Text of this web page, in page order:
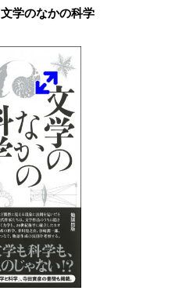
文学のなかの科学